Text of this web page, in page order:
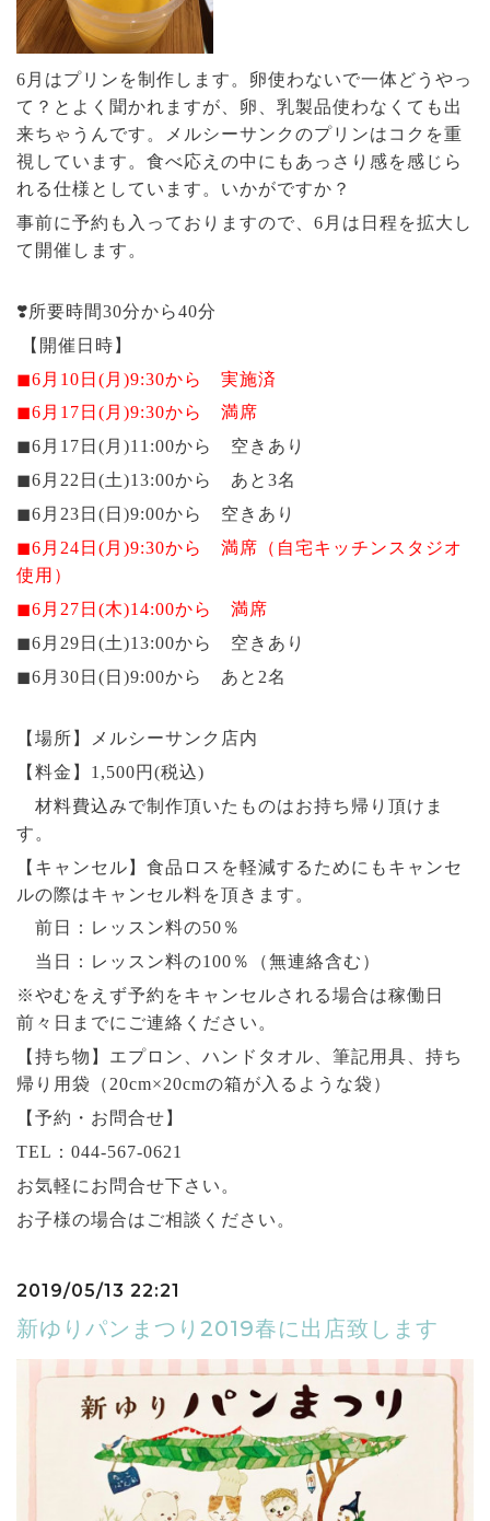
6月はプリンを制作します。卵使わないで一体どうやっ
て？とよく聞かれますが、卵、乳製品使わなくても出
来ちゃうんです。メルシーサンクのプリンはコクを重
視しています。食べ応えの中にもあっさり感を感じら
れる仕様としています。いかがですか？
事前に予約も入っておりますので、6月は日程を拡大し
て開催します。
❣️所要時間30分から40分
【開催日時】
◼︎6月10日(月)9:30から 実施済
◼︎6月17日(月)9:30から 満席
◼︎6月17日(月)11:00から 空きあり
◼︎6月22日(土)13:00から あと3名
◼︎6月23日(日)9:00から 空きあり
◼︎6月24日(月)9:30から 満席（自宅キッチンスタジオ
使用）
◼︎6月27日(木)14:00から 満席
◼︎6月29日(土)13:00から 空きあり
◼︎6月30日(日)9:00から あと2名
【場所】メルシーサンク店内
【料金】1,500円(税込)
材料費込みで制作頂いたものはお持ち帰り頂けま
す。
【キャンセル】食品ロスを軽減するためにもキャンセ
ルの際はキャンセル料を頂きます。
前日：レッスン料の50％
当日：レッスン料の100％（無連絡含む）
※やむをえず予約をキャンセルされる場合は稼働日
前々日までにご連絡ください。
【持ち物】エプロン、ハンドタオル、筆記用具、持ち
帰り用袋（20cm×20cmの箱が入るような袋）
【予約・お問合せ】
TEL： 044-567-0621
お気軽にお問合せ下さい。
お子様の場合はご相談ください。
2019/05/13 22:21
新ゆりパンまつり2019春に出店致します